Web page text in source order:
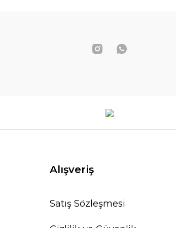
Alışveriş
Satış Sözleşmesi